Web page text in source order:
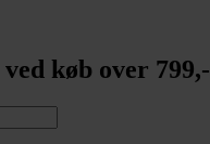
køb over 799,-